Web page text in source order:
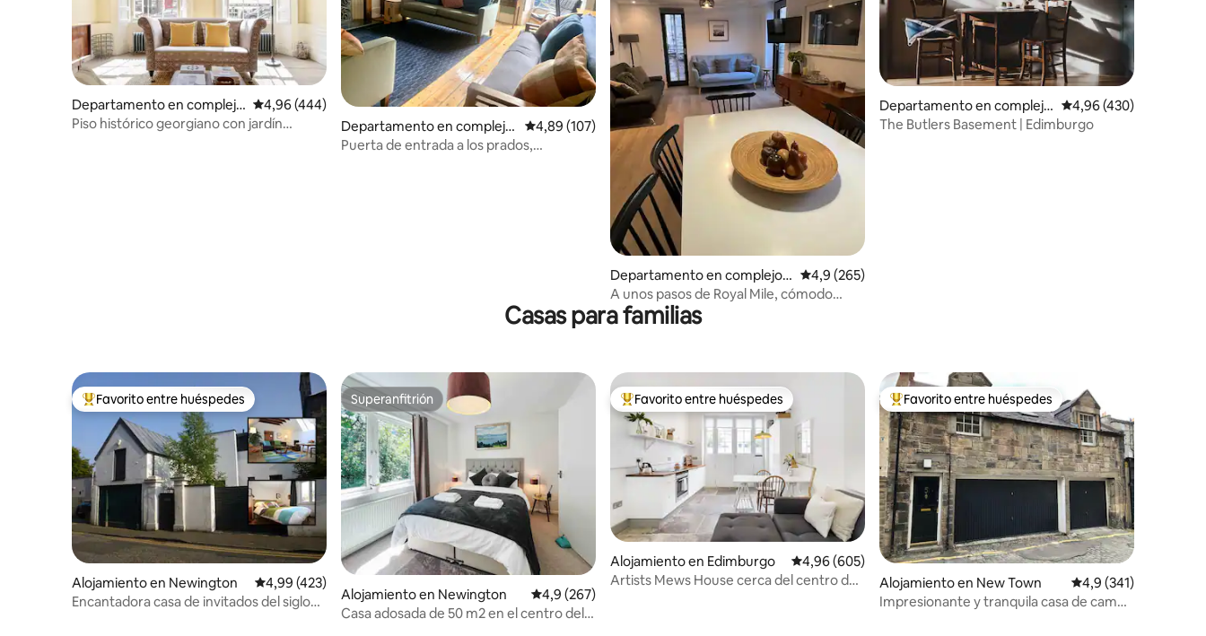
Departamento en complejo
residencial en New Town
Calificación promedio: 4,96 de 5. 444 evaluaciones
4,96 (444)
Piso histórico georgiano con jardín
Departamento en complejo
residencial en Newington
Calificación promedio: 4,89 de 5. 107 evaluaciones
4,89 (107)
Puerta de entrada a los prados,
Departamento en complejo r
esidencial en Ciudad vieja de
Edimburgo
Calificación promedio: 4,9 de 5. 265 evaluaciones
4,9 (265)
A unos pasos de Royal Mile, cómodo
apartamento de 2 dormitorios.
Departamento en complejo
residencial en Haymarket
Calificación promedio:
4,96 (430)
The Butlers Basement | Edimburgo
Casas para familias
Favorito entre los huéspedes más destacados
Favorito entre huéspedes
Alojamiento en Newington Calificación promedio: 4,99 de 5. 423 evaluaciones
4,99 (423)
Encantadora casa de invitados del siglo
Superanfitrión
Superanfitrión
Alojamiento en Newington Calificación promedio: 4,9 de 5. 267 evaluaciones
4,9 (267)
Casa adosada de 50 m2 en el centro del
Favorito entre los huéspedes más destacados
Favorito entre huéspedes
Alojamiento en Edimburgo Calificación promedio: 4,96 de 5. 605 evaluaciones
4,96 (605)
Artists Mews House cerca del centro de
Favorito entre los huéspedes más destacados
Favorito entre huéspedes
Alojamiento en New Town Calificación
4,9 (341)
Impresionante y tranquila casa de campo